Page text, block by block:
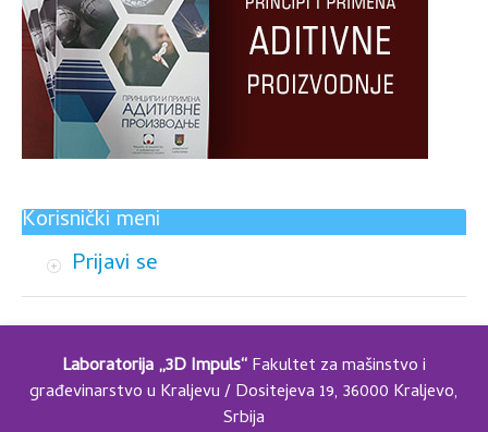
Korisnički meni
Prijavi se
Laboratorija „3D Impuls“Fakultet za mašinstvo i
građevinarstvo u Kraljevu / Dositejeva 19, 36000 Kraljevo,
Srbija